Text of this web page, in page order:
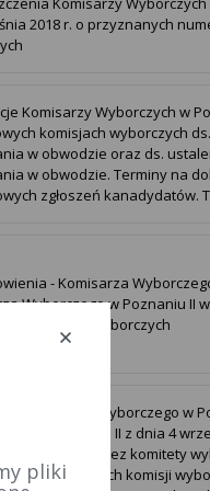
2018 r. o przyznanych
Komisarzy Wyborczych w
komisjach wyborczych
w obwodzie oraz ds.
w obwodzie. Terminy na
zgłoszeń kanadydatów.
- Komisarza
Wyborczego w Poznaniu II
komisji wyborczych
Komisarza Wyborczego w
w Poznaniu II z dnia 4
zgłaszania przez komitety
obwodowych komisji
pliki